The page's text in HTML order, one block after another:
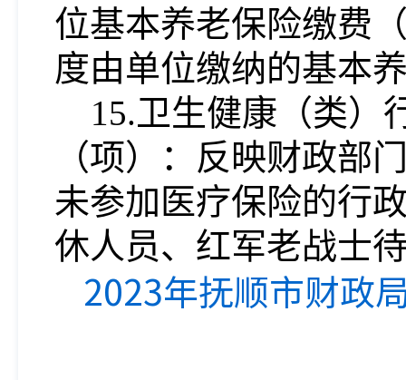
位基本养老保险缴费
度由单位缴纳的基本
15.卫生健康（类）
（项）：反映财政部
未参加医疗保险的行
休人员、红军老战士
2023年抚顺市财政